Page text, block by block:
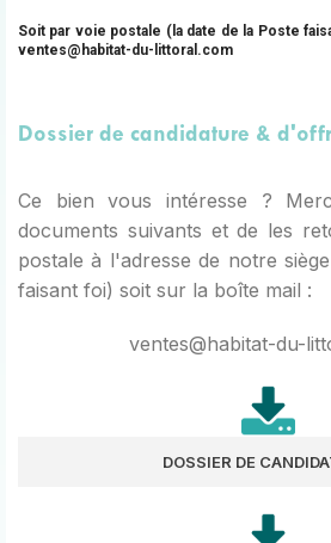
Soit par voie postale (la date de la Poste
ventes@habitat-du-littoral.com
Dossier de candidature &
Ce bien vous intéresse ?
documents suivants et de les
postale à l'adresse de notre
faisant foi) soit sur la boîte mail :
ventes@habitat-du-
DOSSIER DE